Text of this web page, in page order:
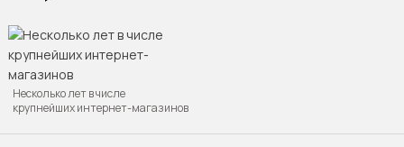
Несколько лет в числе
крупнейших интернет-магазинов